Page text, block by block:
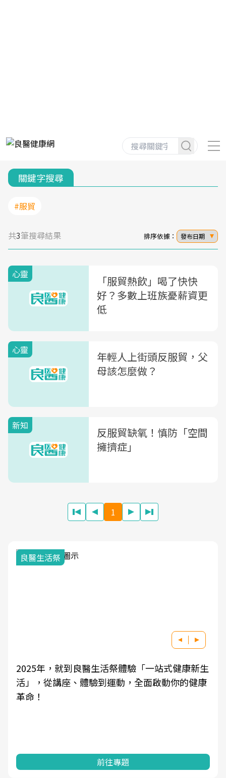
關鍵字搜尋
#服貿
共3筆搜尋結果 排序依據： 發布日期
心靈
「服貿熱飲」喝了快快
好？多數上班族憂薪資更
低
心靈
年輕人上街頭反服貿，父
母該怎麼做？
新知
反服貿缺氧！慎防「空間
擁擠症」
1
良醫生活祭
2025年，就到良醫生活祭體驗「一站式健康新生
活」，從講座、體驗到運動，全面啟動你的健康
革命！
前往專題